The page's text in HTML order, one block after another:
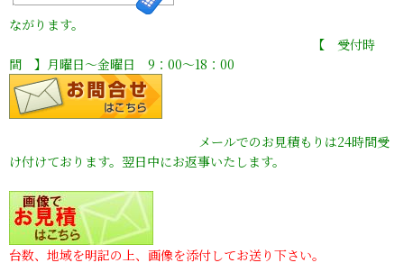
ながります。
【 受付時
間 】月曜日〜金曜日 9：00〜18：00
メールでのお見積もりは24時間受
け付けております。翌日中にお返事いたします。
台数、地域を明記の上、画像を添付してお送り下さい。